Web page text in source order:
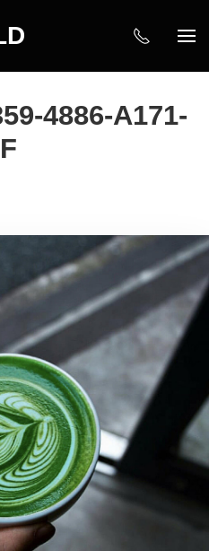
4886-A171-